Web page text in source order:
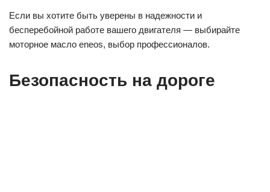
Если вы хотите быть уверены в надежности и
бесперебойной работе вашего двигателя — выбирайте
моторное масло eneos, выбор профессионалов.
Безопасность на дороге